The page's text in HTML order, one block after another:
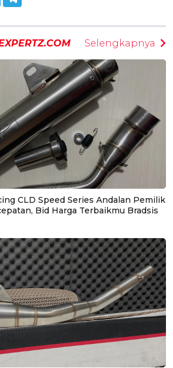
Selengkapnya
CLD Speed Series Andalan Pemilik
Bid Harga Terbaikmu Bradsis